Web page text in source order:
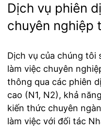
Dịch vụ phiên
chuyên nghiệp
Dịch vụ của chúng tôi
làm việc chuyên
thông qua các phiên
cao (N1, N2), khả
kiến thức chuyên
làm việc với đối tác